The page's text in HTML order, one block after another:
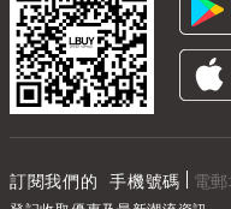
訂閱我們的 手機號碼 電